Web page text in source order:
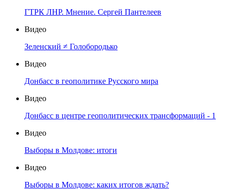
ГТРК ЛНР. Мнение. Сергей Пантелеев
Видео
Зеленский ≠ Голобородько
Видео
Донбасс в геополитике Русского мира
Видео
Донбасс в центре геополитических трансформаций - 1
Видео
Выборы в Молдове: итоги
Видео
Выборы в Молдове: каких итогов ждать?